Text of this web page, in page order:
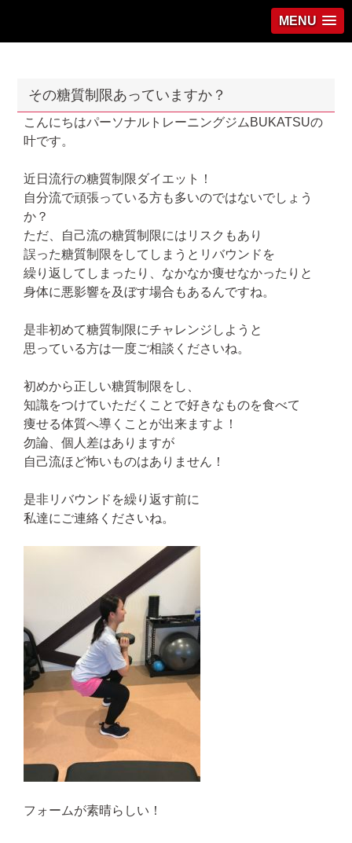
MENU
その糖質制限あっていますか？
こんにちはパーソナルトレーニングジムBUKATSUの
叶です。
近日流行の糖質制限ダイエット！
自分流で頑張っている方も多いのではないでしょう
か？
ただ、自己流の糖質制限にはリスクもあり
誤った糖質制限をしてしまうとリバウンドを
繰り返してしまったり、なかなか痩せなかったりと
身体に悪影響を及ぼす場合もあるんですね。
是非初めて糖質制限にチャレンジしようと
思っている方は一度ご相談くださいね。
初めから正しい糖質制限をし、
知識をつけていただくことで好きなものを食べて
痩せる体質へ導くことが出来ますよ！
勿論、個人差はありますが
自己流ほど怖いものはありません！
是非リバウンドを繰り返す前に
私達にご連絡くださいね。
フォームが素晴らしい！